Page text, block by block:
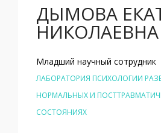
ДЫМОВА
НИКОЛАЕВНА
Младший научный сотрудник
ЛАБОРАТОРИЯ ПСИХОЛОГИИ
НОРМАЛЬНЫХ И
СОСТОЯНИЯХ